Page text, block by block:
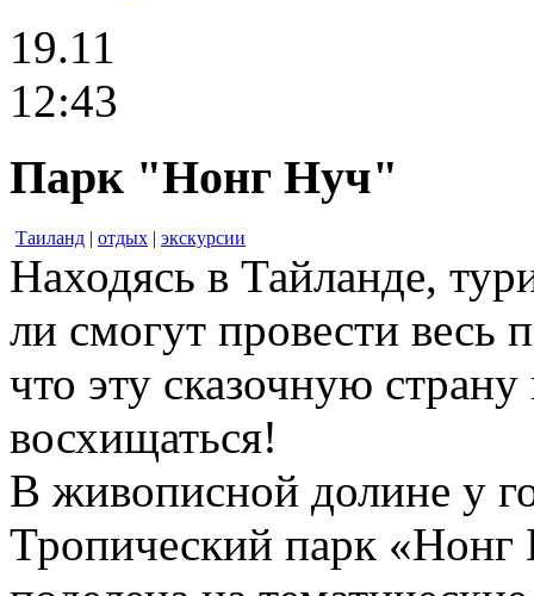
19.11
12:43
Парк "Нонг Нуч"
Таиланд | отдых | экскурсии
Находясь в Тайланде,
ли смогут провести весь
что эту сказочную
восхищаться!
В живописной долине у
Тропический парк «Нонг